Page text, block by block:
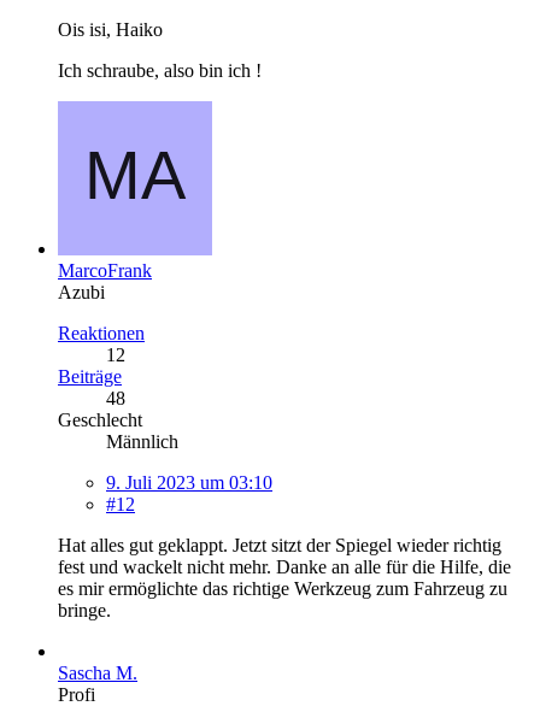
Ois isi, Haiko
Ich schraube, also bin ich !
MarcoFrank
Azubi
Reaktionen
12
Beiträge
48
Geschlecht
Männlich
9. Juli 2023 um 03:10
#12
Hat alles gut geklappt. Jetzt sitzt der Spiegel wieder richtig
fest und wackelt nicht mehr. Danke an alle für die Hilfe, die
es mir ermöglichte das richtige Werkzeug zum Fahrzeug zu
bringe.
Sascha M.
Profi